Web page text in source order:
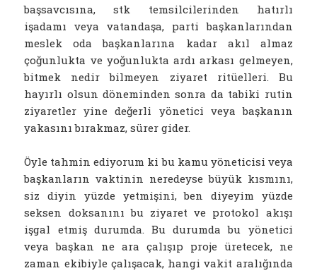
başsavcısına, stk temsilcilerinden hatırlı
işadamı veya vatandaşa, parti başkanlarından
meslek oda başkanlarına kadar akıl almaz
çoğunlukta ve yoğunlukta ardı arkası gelmeyen,
bitmek nedir bilmeyen ziyaret ritüelleri. Bu
hayırlı olsun döneminden sonra da tabiki rutin
ziyaretler yine değerli yönetici veya başkanın
yakasını bırakmaz, sürer gider.
Öyle tahmin ediyorum ki bu kamu yöneticisi veya
başkanların vaktinin neredeyse büyük kısmını,
siz diyin yüzde yetmişini, ben diyeyim yüzde
seksen doksanını bu ziyaret ve protokol akışı
işgal etmiş durumda. Bu durumda bu yönetici
veya başkan ne ara çalışıp proje üretecek, ne
zaman ekibiyle çalışacak, hangi vakit aralığında